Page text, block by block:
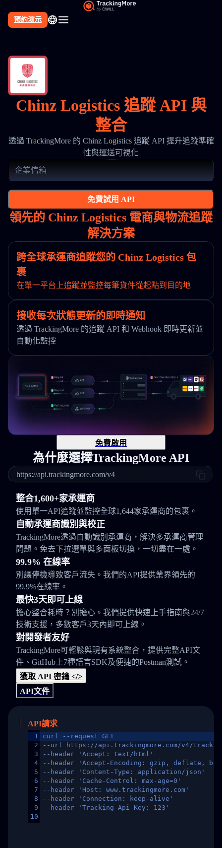
預約演示
Chinz Logistics 追蹤 API 與
整合
透過 TrackingMore 的 Chinz Logistics 追蹤 API 提升追蹤準確
性與運送可視化
免費試用 API
領先的 Chinz Logistics 電商與物流追蹤
解決方案
跨全球承運商追蹤您的 Chinz Logistics 包
裹
在單一平台上追蹤並監控每筆貨件從起點到目的地
接收每次狀態更新的即時通知
透過 TrackingMore 的追蹤 API 和 Webhook 即時更新並
自動化監控
免費啟用
為什麼選擇TrackingMore API
https://api.trackingmore.com/v4
整合1,600+家承運商
使用單一API追蹤並監控全球1,644家承運商的包裹。
自動承運商識別與校正
TrackingMore透過自動識別承運商，解決多承運商管理
問題。免去下拉選單與多面板切換，一切盡在一處。
99.9% 在線率
別讓停機導致客戶流失。我們的API提供業界領先的
99.9%在線率。
最快3天即可上線
擔心整合耗時？別擔心。我們提供快速上手指南與24/7
技術支援，多數客戶3天內即可上線。
對開發者友好
TrackingMore可輕鬆與現有系統整合，提供完整API文
件、GitHub上7種語言SDK及便捷的Postman測試。
獲取 API 密鑰 </>
API文件
API請求
1
2
3
4
5
6
7
8
9
10
curl --request GET
--url https://api.trackingmore.com/v4/trackings/
--header 'Accept: text/html'
--header 'Accept-Encoding: gzip, deflate,
--header 'Content-Type: application/json'
--header 'Cache-Control: max-age=0'
--header 'Host: www.trackingmore.com'
--header 'Connection: keep-alive'
--header 'Tracking-Api-Key: 123'